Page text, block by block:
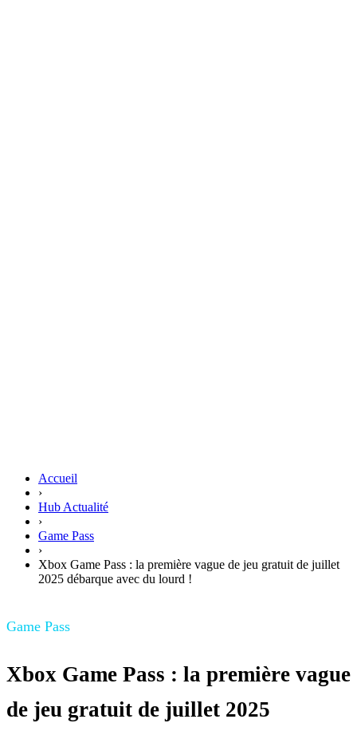
Accueil
›
Hub Actualité
›
Game Pass
›
Xbox Game Pass : la première vague de jeu gratuit de juillet
2025 débarque avec du lourd !
Game Pass
Xbox Game Pass : la première vague
de jeu gratuit de juillet 2025